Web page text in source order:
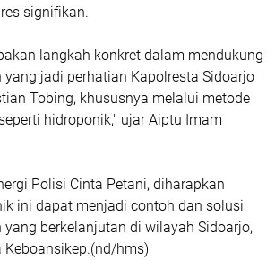
signifikan.
langkah konkret dalam mendukung
yang jadi perhatian Kapolresta Sidoarjo
Tobing, khususnya melalui metode
hidroponik," ujar Aiptu Imam
Polisi Cinta Petani, diharapkan
ini dapat menjadi contoh dan solusi
berkelanjutan di wilayah Sidoarjo,
Keboansikep.(nd/hms)